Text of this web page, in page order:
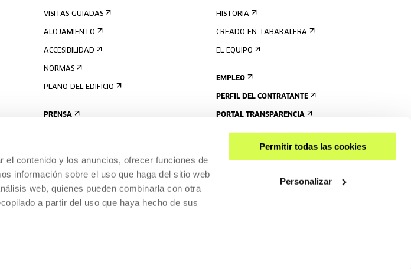
contenido y los anuncios, ofrecer funciones de
información sobre el uso que haga del sitio web
web, quienes pueden combinarla con otra
a partir del uso que haya hecho de sus
Permitir todas las cookies
Personalizar
VISITAS GUIADAS
ALOJAMIENTO
ACCESIBILIDAD
NORMAS
PLANO DEL EDIFICIO
PRENSA
HISTORIA
CREADO EN TABAKALERA
EL EQUIPO
EMPLEO
PERFIL DEL CONTRATANTE
PORTAL TRANSPARENCIA